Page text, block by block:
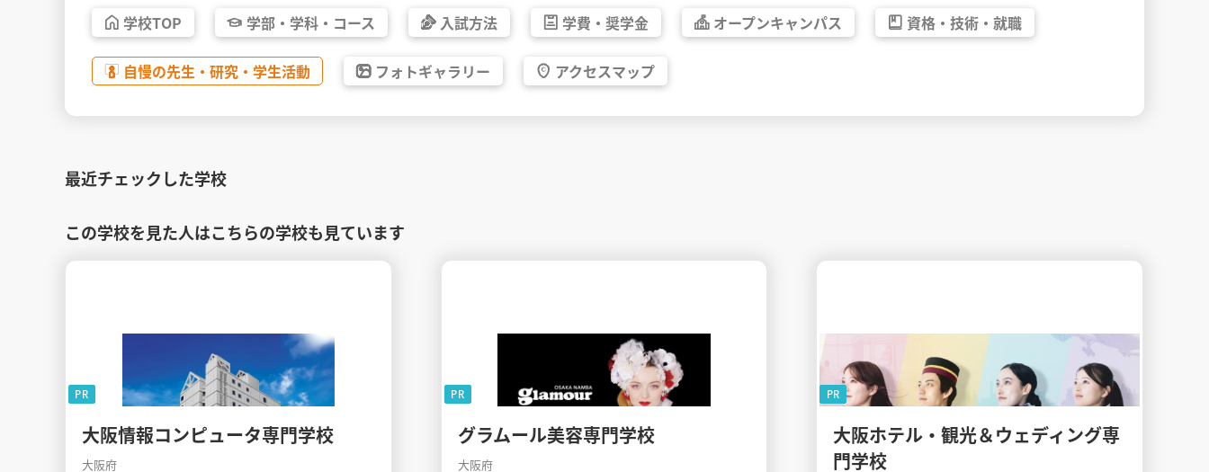
学校TOP 学部・ 学科・ コース 入試方法 学費・ 奨学金 オープンキャンパス 資格・ 技術・ 就職
自慢の先生・ 研究・ 学生活動 フォトギャラリー アクセスマップ
最近チェックした学校
この学校を見た人はこちらの学校も見ています
大阪情報コンピュータ専門学校
大阪府
PR
グラムール美容専門学校
大阪府
PR
大阪ホテル・観光＆ウェディング専
門学校
PR